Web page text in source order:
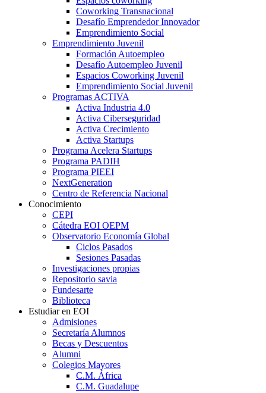
Coworking Transnacional
Desafío Emprendedor Innovador
Emprendimiento Social
Emprendimiento Juvenil
Formación Autoempleo
Desafío Autoempleo Juvenil
Espacios Coworking Juvenil
Emprendimiento Social Juvenil
Programas ACTIVA
Activa Industria 4.0
Activa Ciberseguridad
Activa Crecimiento
Activa Startups
Programa Acelera Startups
Programa PADIH
Programa PIEEI
NextGeneration
Centro de Referencia Nacional
Conocimiento
CEPI
Cátedra EOI OEPM
Observatorio Economía Global
Ciclos Pasados
Sesiones Pasadas
Investigaciones propias
Repositorio savia
Fundesarte
Biblioteca
Estudiar en EOI
Admisiones
Secretaría Alumnos
Becas y Descuentos
Alumni
Colegios Mayores
C.M. África
C.M. Guadalupe